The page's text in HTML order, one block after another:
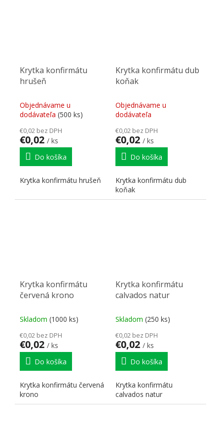
Krytka konfirmátu
hrušeň
Objednávame u
dodávateľa (500 ks)
€0,02 bez DPH
€0,02 / ks
Do košíka
Krytka konfirmátu hrušeň
Krytka konfirmátu dub
koňak
Objednávame u
dodávateľa
€0,02 bez DPH
€0,02 / ks
Do košíka
Krytka konfirmátu dub
koňak
Krytka konfirmátu
červená krono
Skladom (1000 ks)
€0,02 bez DPH
€0,02 / ks
Do košíka
Krytka konfirmátu červená
krono
Krytka konfirmátu
calvados natur
Skladom (250 ks)
€0,02 bez DPH
€0,02 / ks
Do košíka
Krytka konfirmátu
calvados natur